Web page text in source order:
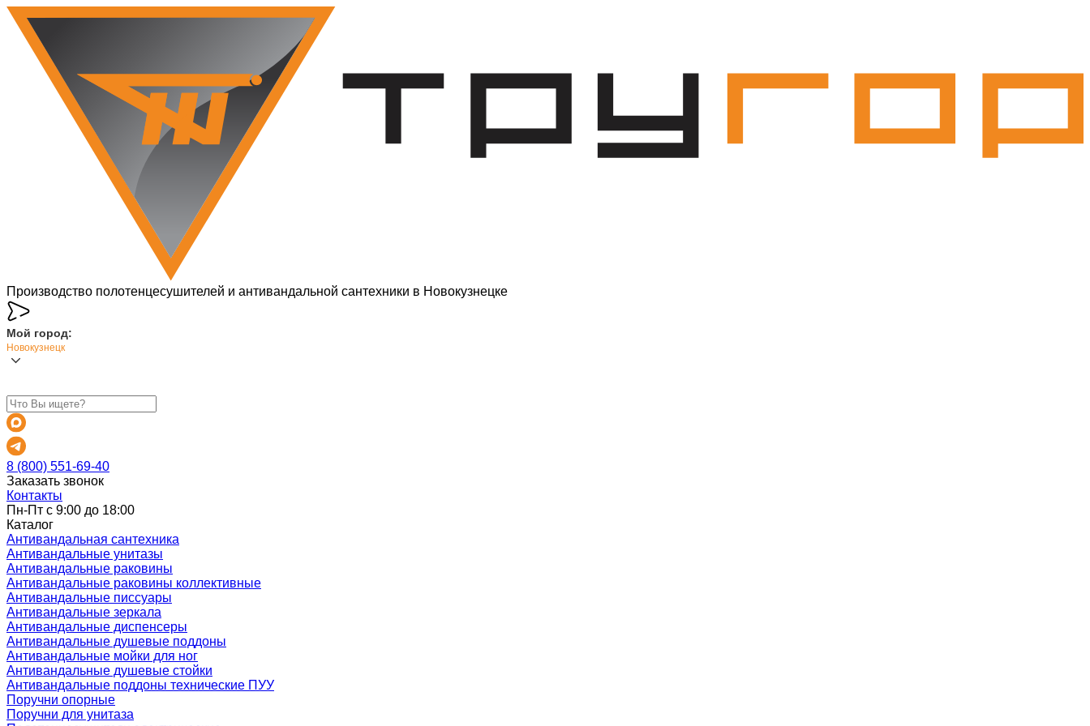
Производство полотенцесушителей и антивандальной сантехники в Новокузнецке
Мой город:
Новокузнецк
8 (800) 551-69-40
Заказать звонок
Контакты
Пн-Пт с 9:00 до 18:00
Каталог
Антивандальная сантехника
Антивандальные унитазы
Антивандальные раковины
Антивандальные раковины коллективные
Антивандальные писсуары
Антивандальные зеркала
Антивандальные диспенсеры
Антивандальные душевые поддоны
Антивандальные мойки для ног
Антивандальные душевые стойки
Антивандальные поддоны технические ПУУ
Поручни опорные
Поручни для унитаза